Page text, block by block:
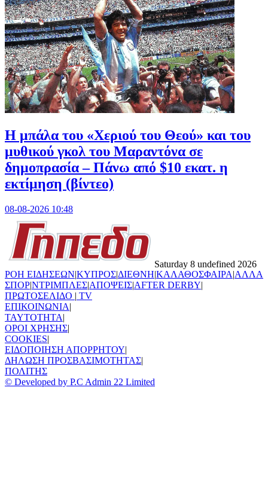
Η μπάλα του «Χεριού του Θεού» και του
μυθικού γκολ του Μαραντόνα σε
δημοπρασία – Πάνω από $10 εκατ. η
εκτίμηση (βίντεο)
08-08-2026 10:48
Saturday 8 undefined 2026
ΡΟΗ ΕΙΔΗΣΕΩΝ|ΚΥΠΡΟΣ|ΔΙΕΘΝΗ|ΚΑΛΑΘΟΣΦΑΙΡΑ|ΑΛΛΑ
ΣΠΟΡ|ΝΤΡΙΜΠΛΕΣ|ΑΠΟΨΕΙΣ|AFTER DERBY|
ΠΡΩΤΟΣΕΛΙΔΟ | TV
ΕΠΙΚΟΙΝΩΝΙΑ|
TAYTOTHTA|
ΟΡΟΙ ΧΡΗΣΗΣ|
COOKIES|
ΕΙΔΟΠΟΙΗΣΗ ΑΠΟΡΡΗΤΟΥ|
ΔΗΛΩΣΗ ΠΡΟΣΒΑΣΙΜΟΤΗΤΑΣ|
ΠΟΛΙΤΗΣ
© Developed by P.C Admin 22 Limited